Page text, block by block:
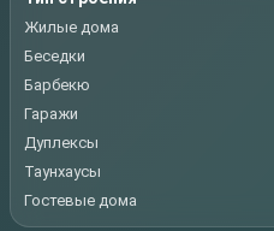
Жилые дома
Беседки
Барбекю
Гаражи
Дуплексы
Таунхаусы
Гостевые дома